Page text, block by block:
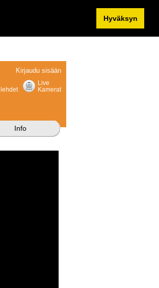
Hyväksyn
Kirjaudu sisään
Live
Kamerat
Info